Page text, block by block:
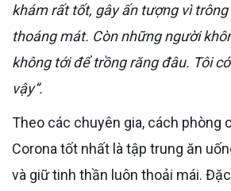
khám rất tốt, gây ấn tượng vì trông
thoáng mát. Còn những người
không tới để trồng răng đâu. Tôi
vậy”.
Theo các chuyên gia, cách phòng chống virus
Corona tốt nhất là tập trung ăn
và giữ tinh thần luôn thoải mái.